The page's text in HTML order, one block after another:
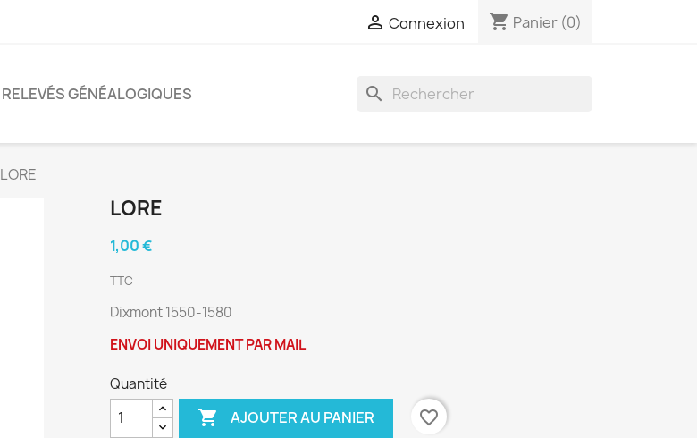
 Connexion shopping_cart Panier (0)
RELEVÉS GÉNÉALOGIQUES search
LORE
LORE
1,00 €
TTC
Dixmont 1550-1580
ENVOI UNIQUEMENT PAR MAIL
Quantité
 AJOUTER AU PANIER
favorite_border